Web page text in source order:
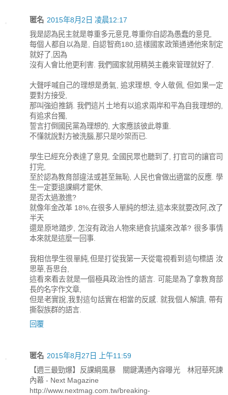
匿名 2015年8月2日 凌晨12:17
我是認為民主就是尊重多元意見,尊重你自認為愚蠢的意見,
每個人都自以為是, 自認智商180,這樣國家政策通通他來制定
就好了,因為
沒有人會比他更利害. 我們國家就用精英主義來管理就好了.
大聲呼喊自己的理想是勇氣, 追求理想, 令人敬佩, 但如果一定
要對方接受,
那叫強迫推銷. 我們這片土地有以追求兩岸和平為自我理想的,
有追求台獨,
誓言打倒國民黨為理想的, 大家應該彼此尊重.
不懂就說對方被洗腦,那只是吵架而已.
學生已經充分表達了意見, 全國民眾也聽到了, 打官司的讓官司
打完,
至於認為教育部違法或甚至無恥, 人民也會做出適當的反應. 學
生一定要退課綱才罷休,
是否太過激進?
就像年金改革 18%,在很多人單純的想法,這本來就要改阿,改了
半天
還是原地踏步, 怎沒有政治人物來絕食抗議來改革? 很多事情
本來就是這麼一回事.
我相信學生很單純,但是打從我第一天從電視看到這句標語 汝
思華,吾思台,
這看來看去就是一個極具政治性的語言. 可能是為了拿教育部
長的名字作文章,
但是老實說,我對這句話實在相當的反感. 就我個人解讀, 帶有
撕裂族群的語言.
回覆
匿名 2015年8月27日 上午11:59
【週三最勁爆】反課綱風暴 關鍵溝通內容曝光 林冠華死諫
內幕 - Next Magazine
http://www.nextmag.com.tw/breaking-